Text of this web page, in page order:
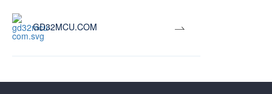
GD32MCU.COM